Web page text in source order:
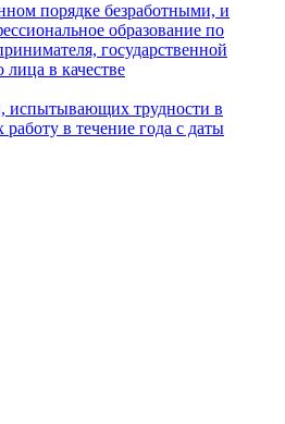
порядке безработными, и
образование по
государственной
лица в качестве
испытывающих трудности в
в течение года с даты